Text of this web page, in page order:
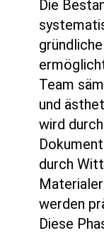
Die
Team
und
wird
durch
werden
Diese